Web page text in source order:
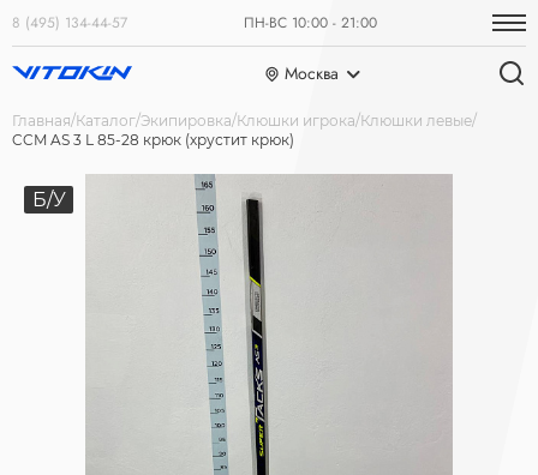
8 (495) 134-44-57 ПН-ВС 10:00 - 21:00
Москва
Главная Каталог Экипировка Клюшки игрока Клюшки левые
CCM AS 3 L 85-28 крюк (хрустит крюк)
Б/У